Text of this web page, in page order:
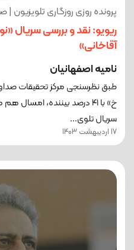
پرونده روزی روزگاری
آقاخانی»
نامیه اصفهانیان
طبق نظرسنجی مرکز تحقیقات
خ» با ۴۱ درصد بیننده،
سریال تلوی...
17 اردیبهشت 1403